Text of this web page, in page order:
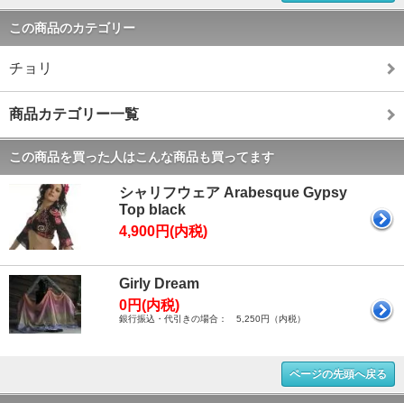
この商品のカテゴリー
チョリ
商品カテゴリー一覧
この商品を買った人はこんな商品も買ってます
シャリフウェア Arabesque Gypsy
Top black
4,900円(内税)
Girly Dream
0円(内税)
銀行振込・代引きの場合： 5,250円（内税）
ページの先頭へ戻る